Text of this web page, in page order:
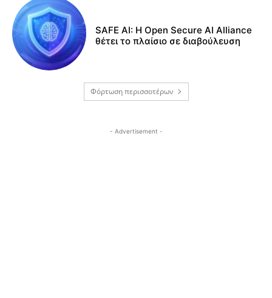
SAFE AI: Η Open Secure AI Alliance
θέτει το πλαίσιο σε διαβούλευση
Φόρτωση περισσοτέρων
- Advertisement -